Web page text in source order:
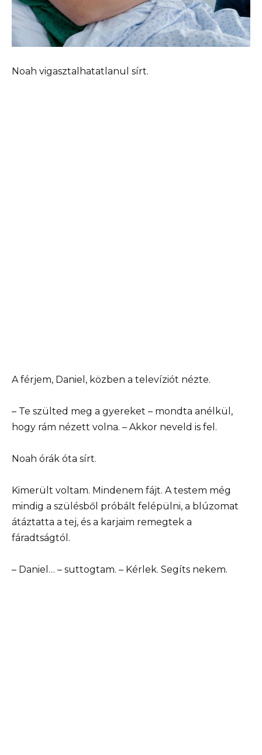
Noah vigasztalhatatlanul sírt.
A férjem, Daniel, közben a televíziót nézte.
– Te szülted meg a gyereket – mondta anélkül,
hogy rám nézett volna. – Akkor neveld is fel.
Noah órák óta sírt.
Kimerült voltam. Mindenem fájt. A testem még
mindig a szülésből próbált felépülni, a blúzomat
átáztatta a tej, és a karjaim remegtek a
fáradtságtól.
– Daniel… – suttogtam. – Kérlek. Segíts nekem.